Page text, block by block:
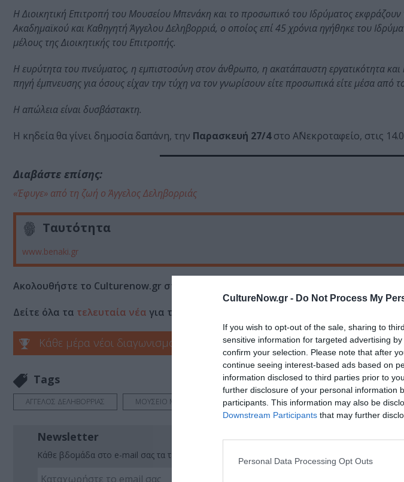
CultureNow.gr - Do Not Process My
If you wish to opt-out of the sale, sharing to
sensitive information for targeted advertising
confirm your selection. Please note that after
continue seeing interest-based ads based on
information disclosed to third parties prior to
further disclosure of your personal information
participants. This information may also be
Downstream Participants that may further
Personal Data Processing Opt Outs
Η Διοικητική Επιτροπή του Μουσείου Μπενάκη και το προσωπικό του Ιδρύματος
Ακαδημαϊκού και Καθηγητή Άγγελου Δεληβορριά, ο οποίος επί 45 χρόνια ηγήθηκε του
μέλους της Διοικητικής του Επιτροπής.
Η ευρύτητα του πνεύματος, η εμπιστοσύνη στον άνθρωπο, η ακατάπαυστη εργατικότητα και
πηγή έμπνευσης για όσους είχαν την τύχη να τον γνωρίσουν είτε προσωπικά είτε μέσα από
Η απώλεια είναι δυσβάστακτη.
Η κηδεία θα γίνει δημοσία δαπάνη, την Παρασκευή 27/4στο Α΄Νεκροταφείο, στις
Διαβάστε επίσης:
«Έφυγε» από τη ζωή ο Άγγελος Δεληβορριάς
Ταυτότητα
www.benaki.gr
Ακολουθήστε το Culturenow.gr στο
Δείτε όλα τα τελευταία νέα για την Τέχνη και τον Πολιτισμό στο
Κάθε μέρα νέοι διαγωνισμοί στο Culturenow.gr
Tags
ΑΓΓΕΛΟΣ ΔΕΛΗΒΟΡΡΙΑΣ ΜΟΥΣΕΙΟ ΜΠΕΝΑΚΗ
Newsletter
Κάθε βδομάδα στο e-mail σας τα τελευταία νέα για την Τέχνη και τον Πολιτισμό!